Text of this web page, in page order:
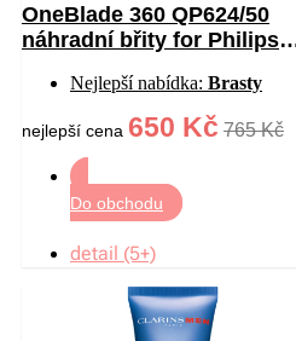
OneBlade 360 QP624/50
náhradní břity for Philips
Nejlepší nabídka: Brasty
nejlepší cena 650 Kč 765 Kč
Do obchodu
detail (5+)